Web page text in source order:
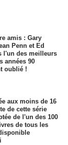
amis : Gary
Penn et Ed
l'un des meilleurs
années 90
oublié !
aux moins de 16
de cette série
de l'un des 100
de tous les